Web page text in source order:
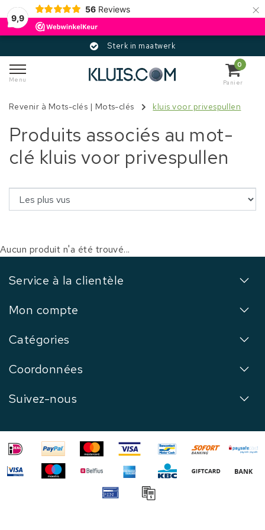
9,9
56 Reviews ×
Sterk in maatwerk
Menu
0
Panier
Revenir à Mots-clés | Mots-clés kluis voor privespullen
Produits associés au mot-
clé kluis voor privespullen
Aucun produit n'a été trouvé...
Service à la clientèle
Mon compte
Catégories
Coordonnées
Suivez-nous